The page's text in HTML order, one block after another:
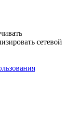
сетевой